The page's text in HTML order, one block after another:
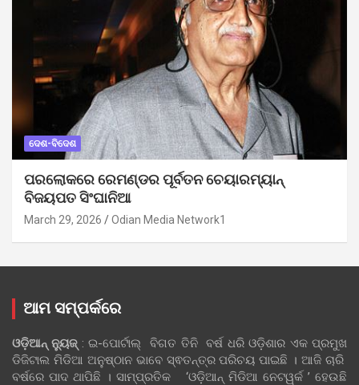
ଦେଶ-ବିଦେଶ
ପରଲୋକରେ ରେମଣ୍ଡର ପୂର୍ବତନ ଚେୟାରମ୍ୟାନ୍
ବିଜୟପତ ସିଂଘାନିଆ
March 29, 2026 Odian Media Network1
ଆମ ସମ୍ପର୍କରେ
ଓଡ଼ିଆନ୍‍ ନ୍ୟୁଜ୍‍: ଇ-ପୋର୍ଟାଲ୍ ବିଗତ ତିନି ବର୍ଷ ଧରି ଓଡ଼ିଶାର ଏକ ପ୍ରମୁଖ
ଡିଜିଟାଲ ମିଡିଆ ଅନୁଷ୍ଠାନ ଭାବେ ସ୍ଵତନ୍ତ୍ର ପରିଚୟ ପାଇଛି । ଆଜି ଚାରି
ବର୍ଷରେ ପାଦ ଥାପିଛି । ସାମ୍ପ୍ରତିକ ‘ଓଡ଼ିଆନ୍‍ ମିଡିଆ ନେଟୱର୍କ ’ ହେଉଛି